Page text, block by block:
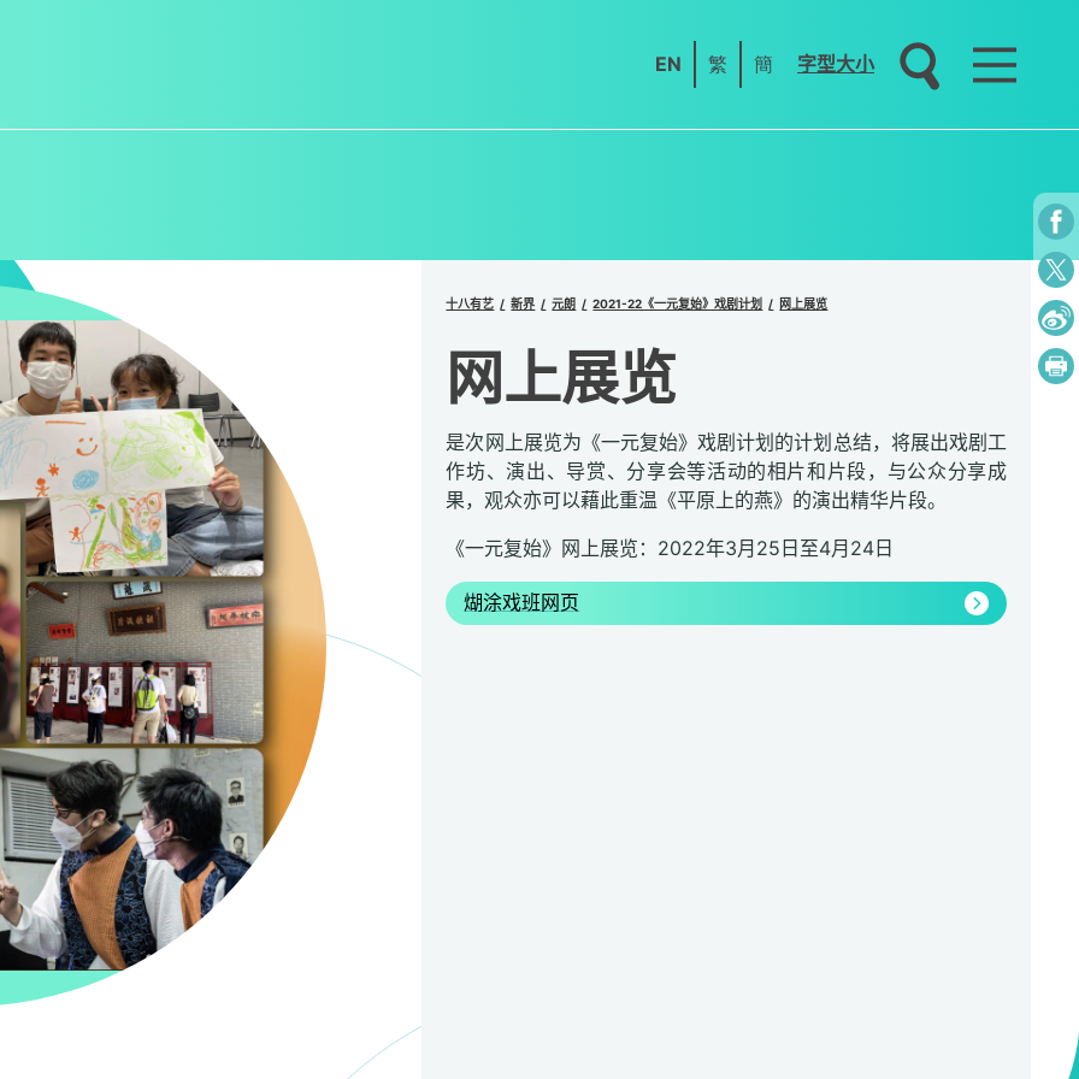
EN 繁 簡 字型大小
十八有艺 新界 元朗 2021-22《一元复始》戏剧计划 网上展览
网上展览
是次网上展览为《一元复始》戏剧计划的计划总结，将展出戏剧工
作坊、演出、导赏、分享会等活动的相片和片段，与公众分享成
果，观众亦可以藉此重温《平原上的燕》的演出精华片段。
《一元复始》网上展览：2022年3月25日至4月24日
煳涂戏班网页